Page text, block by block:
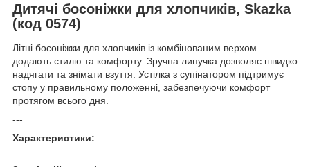
Дитячі босоніжки для хлопчиків, Skazka
(код 0574)
Літні босоніжки для хлопчиків із комбінованим верхом
додають стилю та комфорту. Зручна липучка дозволяє швидко
надягати та знімати взуття. Устілка з супінатором підтримує
стопу у правильному положенні, забезпечуючи комфорт
протягом всього дня.
---
Характеристики: